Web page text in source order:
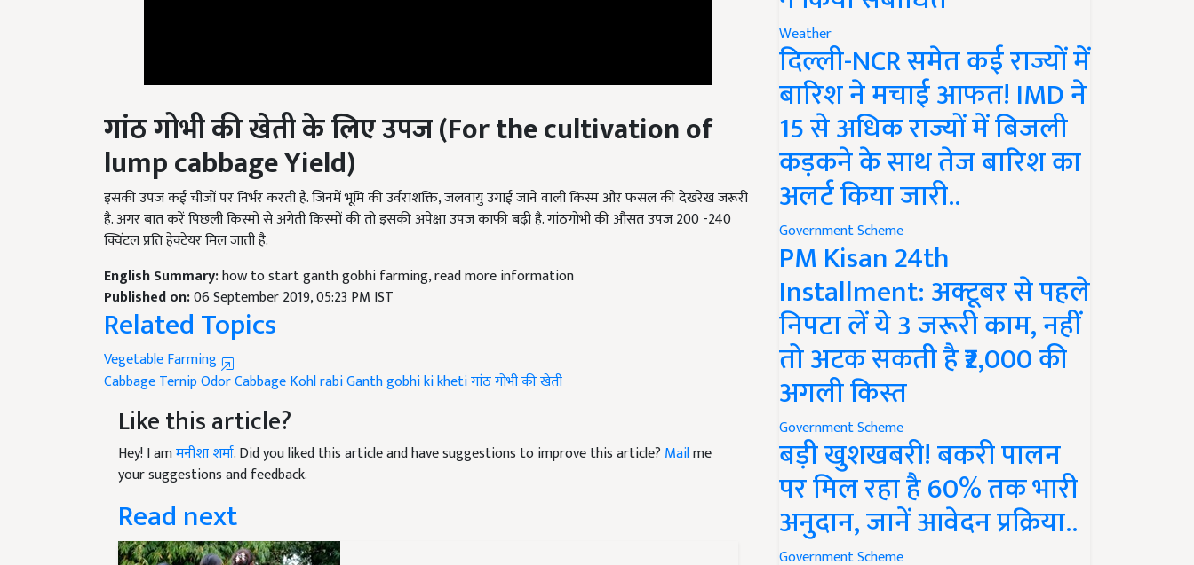
गांठ गोभी की खेती के लिएउपज (For the cultivation of
lump cabbage Yield)
इसकी उपज कई चीजों पर निर्भर करती है. जिनमें भूमि की उर्वराशक्ति
है. अगर बात करें पिछली किस्मों से अगेती किस्मों की तो इसकी अपेक्षा उपज काफी बढ़ी है. गांठगोभी की औसत उपज200 -240
क्विंटल प्रति हेक्टेयर मिल जाती है.
Published on:06 September 2019, 05:23 PM IST
Related Topics
Vegetable Farming
Cabbage TernipOdor Cabbage
Like this article?
Hey! I amमनीशा शर्मा . Did you liked this article and have suggestions to improve this article?
your suggestions and feedback.
Read next
Weather
दिल्ली-NCR समेत कई राज्यों में
बारिश ने मचाई आफत! IMD ने
15 से अधिक राज्यों में बिजली
कड़कने के साथ तेज बारिश का
अलर्ट किया जारी..
Government Scheme
PM Kisan 24th
Installment: अक्टूबर से पहले
निपटा लें ये 3 जरूरी काम, नहीं
तो अटक सकती है ₹2,000 की
अगली किस्त
Government Scheme
बड़ी खुशखबरी! बकरी पालन
पर मिल रहा है 60% तक भारी
अनुदान, जानें आवेदन प्रक्रिया..
Government Scheme